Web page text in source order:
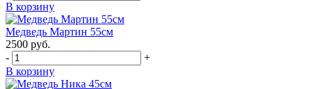
В корзину
Медведь Мартин 55см
2500 руб.
-
+
В корзину